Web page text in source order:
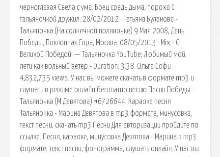
черноглазая Свела с ума. Боец средь дыма, пороха С
тальяночкой дружил. 28/02/2012 · Татьяна Буланова -
Тальяночка (На солнечной поляночке) 9 Мая 2008, День
Победы, Поклонная Гора, Москва. 08/05/2013 · Mix - С
Великой Победой! — Тальяночка YouTube; Любимый мой,
лети как вольный ветер - Duration: 3:38. Ольга Софи
4,832,735 views. У нас вы можете скачать в формате mp3 и
слушать в режиме онлайн бесплатно песню Песни Победы -
Тальяночка (М.Девятова) #6726644. Караоке песня
Тальяночка - Марина Девятова в mp3 формате, минусовка,
текст песни, скачать mp3 Песни Для авторизации пройдите по
ссылке. Песня, караоке, минусовка Девятова - Марина в mp3
формате, текст песни, фонограмма, слушать онлайн. У нас вы